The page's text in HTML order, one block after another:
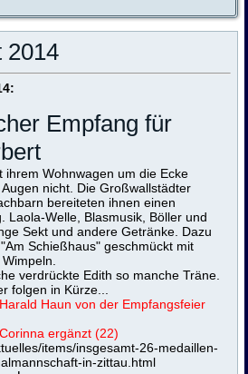
2014
Empfang für
ihrem Wohnwagen um die Ecke
nicht. Die Großwallstädter
bereiteten ihnen einen
Laola-Welle, Blasmusik, Böller und
Sekt und andere Getränke. Dazu
Schießhaus" geschmückt mit
verdrückte Edith so manche Träne.
folgen in Kürze...
Haun von der Empfangsfeier
ergänzt (22)
items/insgesamt-26-medaillen-
in-zittau.html